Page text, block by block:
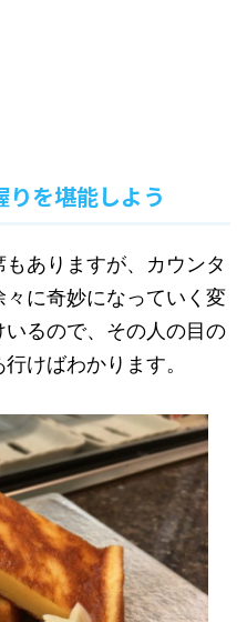
りを堪能しよう
ありますが、カウンタ
に奇妙になっていく変
るので、その人の目の
けばわかります。